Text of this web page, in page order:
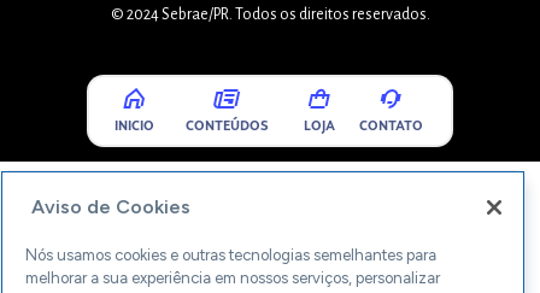
© 2024 Sebrae/PR. Todos os direitos reservados.
INICIO CONTEÚDOS LOJA CONTATO
Aviso de Cookies
Nós usamos cookies e outras tecnologias semelhantes para
melhorar a sua experiência em nossos serviços, personalizar